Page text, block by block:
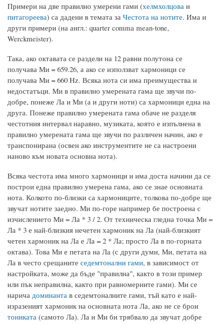
Примери на две правилно умерени гами (хелмхолцова и
питагореева) са дадени в темата за Честота на нотите. Има и
други примери (на англ.: quarter comma mean-tone,
Werckmeister).
Така, ако октавата се раздели на 12 равни полутона се
получава Ми = 659.26, а ако се използват хармоници се
получава Ми = 660 Hz. Всяка нота си има преимущества и
недостатъци. Ми в правилно умерената гама ще звучи по-
добре, понеже Ла и Ми (а и други ноти) са хармоници една на
друга. Понеже правилно умерената гама обаче не разделя
честотния интервал наравно, музиката, която е изпълнена в
правилно умерената гама ще звучи по различен начин, ако е
транспонирана (освен ако инструментите не са настроени
наново към новата основна нота).
Всяка честота има много хармоници и има доста начини да се
построи една правилно умерена гама, ако се знае основната
нота. Колкото по-близки са хармониците, толкова по-добре ще
звучат нотите заедно. Ми по-горе например бе построена с
изчислението Ми = Ла * 3 / 2. От техническа гледна точка Ми =
Ла * 3 е най-близкия нечетен хармоник на Ла (най-близкият
четен хармоник на Ла е Ла = 2 * Ла; просто Ла в по-горната
октава). Това Ми е петата на Ла (с други думи, Ми, петата на
Ла в често срещаните седемтонални гами, в зависимост от
настройката, може да бъде "правилна", както в този пример
или пък неправилна, както при равномерните гами). Ми се
нарича доминанта в седемтоналните гами, тъй като е най-
изразеният хармоник на основната нота Ла, ако не се брои
тониката (самото Ла). Ла и Ми би трябвало да звучат добре